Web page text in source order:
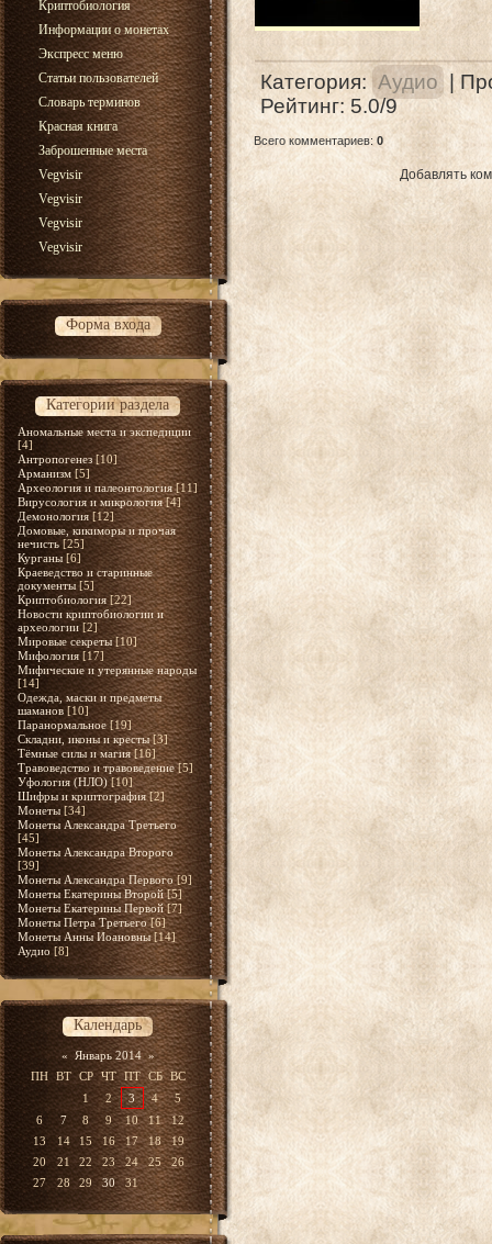
Криптобиология
Информации о монетах
Экспресс меню
Статьи пользователей
Словарь терминов
Красная книга
Заброшенные места
Vegvisir
Vegvisir
Vegvisir
Vegvisir
Форма входа
Категории раздела
Аномальные места и экспедиции
[4]
Антропогенез [10]
Арманизм [5]
Археология и палеонтология [11]
Вирусология и микрология [4]
Демонология [12]
Домовые, кикиморы и прочая
нечисть [25]
Курганы [6]
Краеведство и старинные
документы [5]
Криптобиология [22]
Новости криптобиологии и
археологии [2]
Мировые секреты [10]
Мифология [17]
Мифические и утерянные народы
[14]
Одежда, маски и предметы
шаманов [10]
Паранормальное [19]
Складни, иконы и кресты [3]
Тёмные силы и магия [16]
Травоведство и травоведение [5]
Уфология (НЛО) [10]
Шифры и криптография [2]
Монеты [34]
Монеты Александра Третьего
[45]
Монеты Александра Второго
[39]
Монеты Александра Первого [9]
Монеты Екатерины Второй [5]
Монеты Екатерины Первой [7]
Монеты Петра Третьего [6]
Монеты Анны Иоановны [14]
Аудио [8]
Календарь
« Январь 2014 »
ПН ВТ СР ЧТ ПТ СБ ВС
1
2 3 4
5
6
7 8 9 10 11
12
13
14 15 16 17 18
19
20
21 22 23 24 25
26
27
28 29 30 31
Категория: Аудио |
Рейтинг:5.0/9
Всего комментариев: 0
Добавлять